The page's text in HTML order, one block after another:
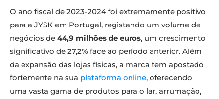
O ano fiscal de 2023-2024 foi extremamente positivo
para a JYSK em Portugal, registando um volume de
negócios de 44,9 milhões de euros, um crescimento
significativo de 27,2% face ao período anterior. Além
da expansão das lojas físicas, a marca tem apostado
fortemente na sua plataforma online, oferecendo
uma vasta gama de produtos para o lar, arrumação,